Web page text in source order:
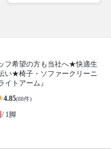
フ希望の方も当社へ★快適生
い★椅子・ソファークリーニ
イトアーム』
4.85(88件)
/ 1脚